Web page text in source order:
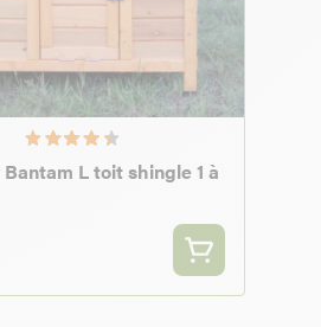
L toit shingle 1 à